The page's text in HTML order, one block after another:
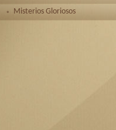
Misterios Gloriosos